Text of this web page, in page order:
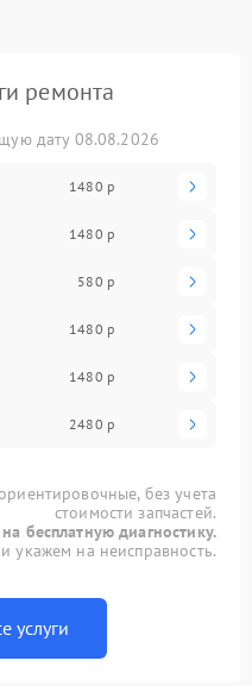
ремонта
дату 08.08.2026
1480 р
1480 р
580 р
1480 р
1480 р
2480 р
без учета
стоимости запчастей.
бесплатную диагностику.
укажем на неисправность.
услуги